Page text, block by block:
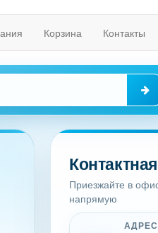
Корзина Контакты
Приезжайте в
напрямую
АДРЕС